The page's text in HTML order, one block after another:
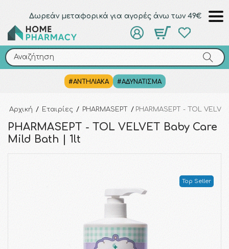
Δωρεάν μεταφορικά για αγορές άνω των 49€
Αναζήτηση
#ΑΝΤΗΛΙΑΚΑ #ΑΔΥΝΑΤΙΣΜΑ
Αναζήτηση
Αρχική / Εταιρίες / PHARMASEPT / PHARMASEPT - TOL
PHARMASEPT - TOL VELVET Baby Care
Mild Bath | 1lt
Top Seller